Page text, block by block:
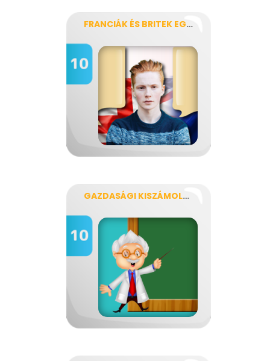
FRANCIÁK ÉS BRITEK EGY MAGYAR NYELVTANFOLYAMON
GAZDASÁGI KISZÁMOLÓS